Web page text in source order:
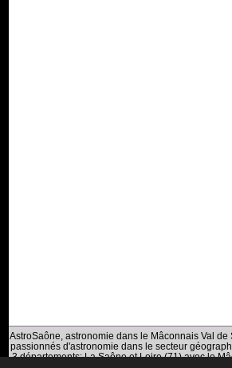
AstroSaône, astronomie dans le Mâconnais Val de
passionnés d'astronomie dans le secteur
3 départements: La Saône et Loire (71) avec le